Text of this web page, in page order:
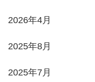
2026年4月
2025年8月
2025年7月